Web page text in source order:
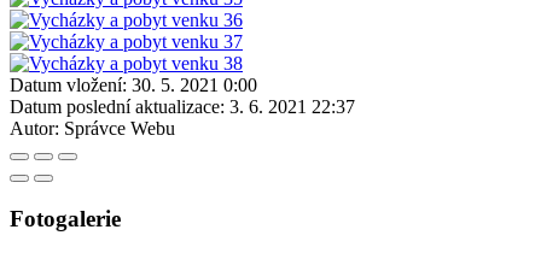
Datum vložení: 30. 5. 2021 0:00
Datum poslední aktualizace: 3. 6. 2021 22:37
Autor: Správce Webu
Fotogalerie